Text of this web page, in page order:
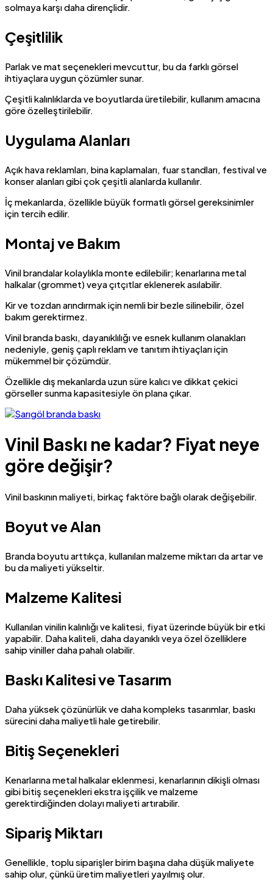
solmaya karşı daha dirençlidir.
Çeşitlilik
Parlak ve mat seçenekleri mevcuttur, bu da farklı görsel
ihtiyaçlara uygun çözümler sunar.
Çeşitli kalınlıklarda ve boyutlarda üretilebilir, kullanım amacına
göre özelleştirilebilir.
Uygulama Alanları
Açık hava reklamları, bina kaplamaları, fuar standları, festival ve
konser alanları gibi çok çeşitli alanlarda kullanılır.
İç mekanlarda, özellikle büyük formatlı görsel gereksinimler
için tercih edilir.
Montaj ve Bakım
Vinil brandalar kolaylıkla monte edilebilir; kenarlarına metal
halkalar (grommet) veya çıtçıtlar eklenerek asılabilir.
Kir ve tozdan arındırmak için nemli bir bezle silinebilir, özel
bakım gerektirmez.
Vinil branda baskı, dayanıklılığı ve esnek kullanım olanakları
nedeniyle, geniş çaplı reklam ve tanıtım ihtiyaçları için
mükemmel bir çözümdür.
Özellikle dış mekanlarda uzun süre kalıcı ve dikkat çekici
görseller sunma kapasitesiyle ön plana çıkar.
Vinil Baskı ne kadar? Fiyat neye
göre değişir?
Vinil baskının maliyeti, birkaç faktöre bağlı olarak değişebilir.
Boyut ve Alan
Branda boyutu arttıkça, kullanılan malzeme miktarı da artar ve
bu da maliyeti yükseltir.
Malzeme Kalitesi
Kullanılan vinilin kalınlığı ve kalitesi, fiyat üzerinde büyük bir etki
yapabilir. Daha kaliteli, daha dayanıklı veya özel özelliklere
sahip viniller daha pahalı olabilir.
Baskı Kalitesi ve Tasarım
Daha yüksek çözünürlük ve daha kompleks tasarımlar, baskı
sürecini daha maliyetli hale getirebilir.
Bitiş Seçenekleri
Kenarlarına metal halkalar eklenmesi, kenarlarının dikişli olması
gibi bitiş seçenekleri ekstra işçilik ve malzeme
gerektirdiğinden dolayı maliyeti artırabilir.
Sipariş Miktarı
Genellikle, toplu siparişler birim başına daha düşük maliyete
sahip olur, çünkü üretim maliyetleri yayılmış olur.